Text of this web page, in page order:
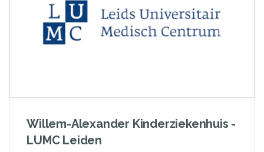
Willem-Alexander Kinderziekenhuis -
LUMC Leiden